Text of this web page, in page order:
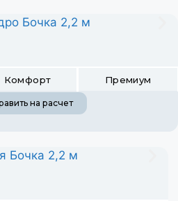
Комфорт Премиум
на расчет